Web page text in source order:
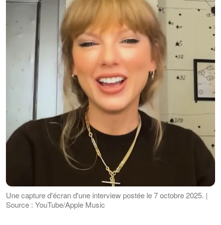
Une capture d'écran d'une interview postée le 7 octobre 2025. |
Source : YouTube/Apple Music